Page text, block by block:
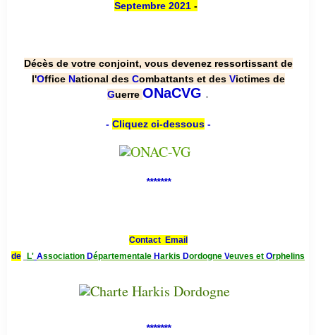
Septembre 2021 -
Décès de votre conjoint, vous devenez ressortissant de
l'Office National des Combattants et des Victimes de
Guerre ONaCVG .
- Cliquez ci-dessous-
*******
Contact Email
de
L' Association Départementale Harkis Dordogne Veuves et Orphelins
*******